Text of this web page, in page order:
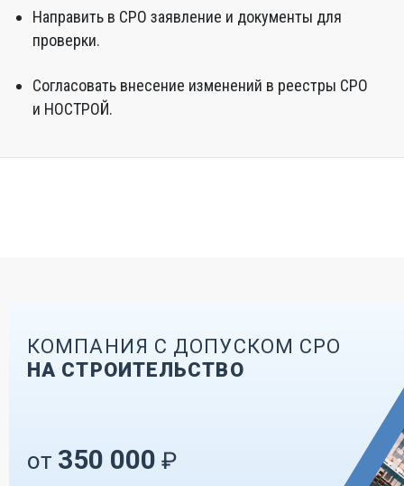
Направить в СРО заявление и документы для
проверки.
Согласовать внесение изменений в реестры СРО
и НОСТРОЙ.
КОМПАНИЯ С ДОПУСКОМ СРО
НА СТРОИТЕЛЬСТВО
от 350 000 ₽